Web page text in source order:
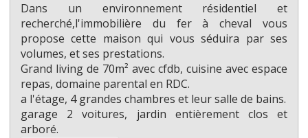
Dans un environnement résidentiel et
recherché,l'immobilière du fer à cheval vous
propose cette maison qui vous séduira par ses
volumes, et ses prestations.
Grand living de 70m² avec cfdb, cuisine avec espace
repas, domaine parental en RDC.
a l'étage, 4 grandes chambres et leur salle de bains.
garage 2 voitures, jardin entièrement clos et
arboré.